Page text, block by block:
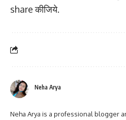
share कीजिये.
Neha Arya
Neha Arya is a professional blogger